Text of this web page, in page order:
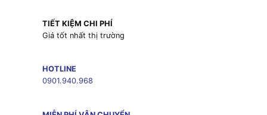
TIẾT KIỆM CHI PHÍ
Giá tốt nhất thị trường
HOTLINE
0901.940.968